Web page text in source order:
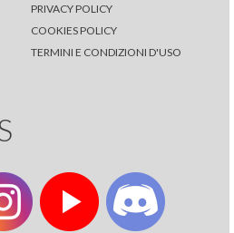
PRIVACY POLICY
COOKIES POLICY
TERMINI E CONDIZIONI D'USO